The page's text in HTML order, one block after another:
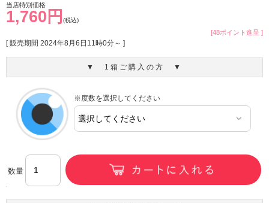
当店特別価格
1,760円 (税込)
[48ポイント進呈 ]
[ 販売期間 2024年8月6日11時0分～ ]
▼ 1箱ご購入の方 ▼
※度数を選択してください
数量